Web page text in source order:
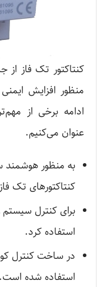
کنتاکتور تک فاز
منظور افزایش
ادامه برخی از
عنوان می‌کنیم.
به منظور هوشمند
کنتاکتور‌های تک
برای کنترل سیستم
استفاده کرد.
در ساخت کنترل
استفاده شده است.